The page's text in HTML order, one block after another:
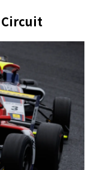
Circuit